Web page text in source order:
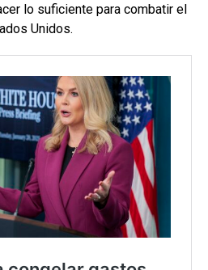
lo suficiente para combatir el
Unidos.